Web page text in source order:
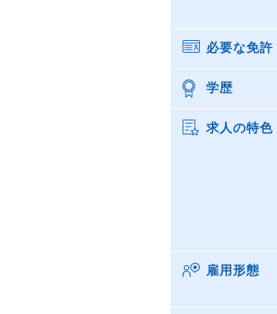
必要な免許
学歴
求人の特色
雇用形態